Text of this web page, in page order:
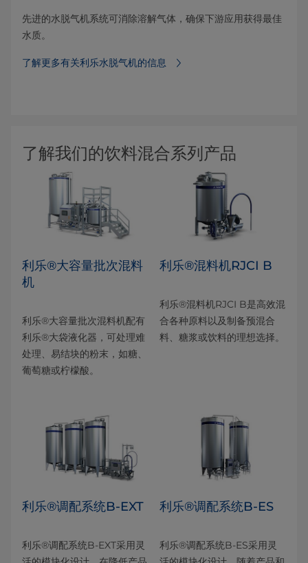
先进的水脱气机系统可消除溶解气体，确保下游应用获得最佳
水质。
了解更多有关利乐水脱气机的信息
了解我们的饮料混合系列产品
利乐®大容量批次混料
机
利乐®大容量批次混料机配有
利乐®大袋液化器，可处理难
处理、易结块的粉末，如糖、
葡萄糖或柠檬酸。
利乐®混料机RJCI B
利乐®混料机RJCI B是高效混
合各种原料以及制备预混合
料、糖浆或饮料的理想选择。
利乐®调配系统B-EXT
利乐®调配系统B-EXT采用灵
利乐®调配系统B-ES
利乐®调配系统B-ES采用灵